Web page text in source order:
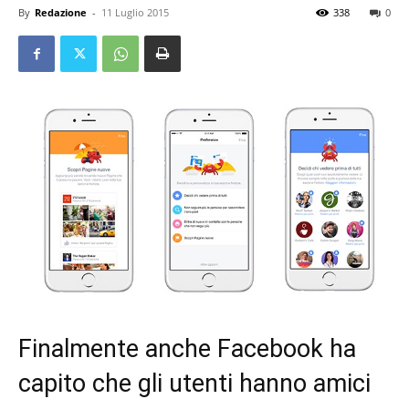
By Redazione - 11 Luglio 2015 0
338
Finalmente anche Facebook ha
capito che gli utenti hanno amici